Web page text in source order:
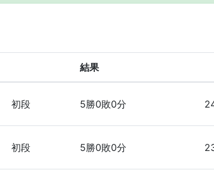
結果
初段 5勝0敗0分
初段 5勝0敗0分